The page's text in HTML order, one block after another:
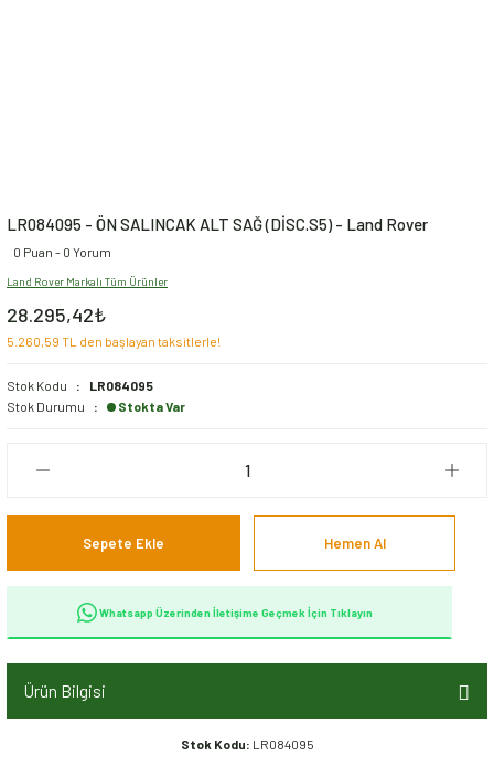
LR084095 - ÖN SALINCAK ALT SAĞ (DİSC.S5) - Land Rover
0 Puan - 0 Yorum
Land Rover Markalı Tüm Ürünler
28.295,42₺
5.260,59 TL den başlayan taksitlerle!
Stok Kodu
LR084095
Stok Durumu
Stokta Var
Sepete Ekle Hemen Al
Whatsapp Üzerinden İletişime Geçmek İçin Tıklayın
Ürün Bilgisi
Stok Kodu: LR084095